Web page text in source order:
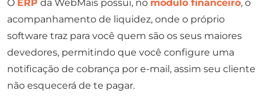
O ERP da WebMais possui, no módulo financeiro, o
acompanhamento de liquidez, onde o próprio
software traz para você quem são os seus maiores
devedores, permitindo que você configure uma
notificação de cobrança por e-mail, assim seu cliente
não esquecerá de te pagar.